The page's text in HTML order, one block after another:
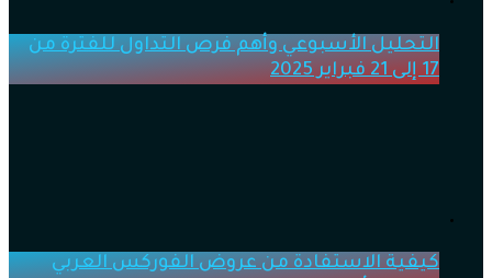
التحليل الأسبوعي وأهم فرص التداول للفترة من
17 إلى 21 فبراير 2025
كيفية الاستفادة من عروض الفوركس العربي